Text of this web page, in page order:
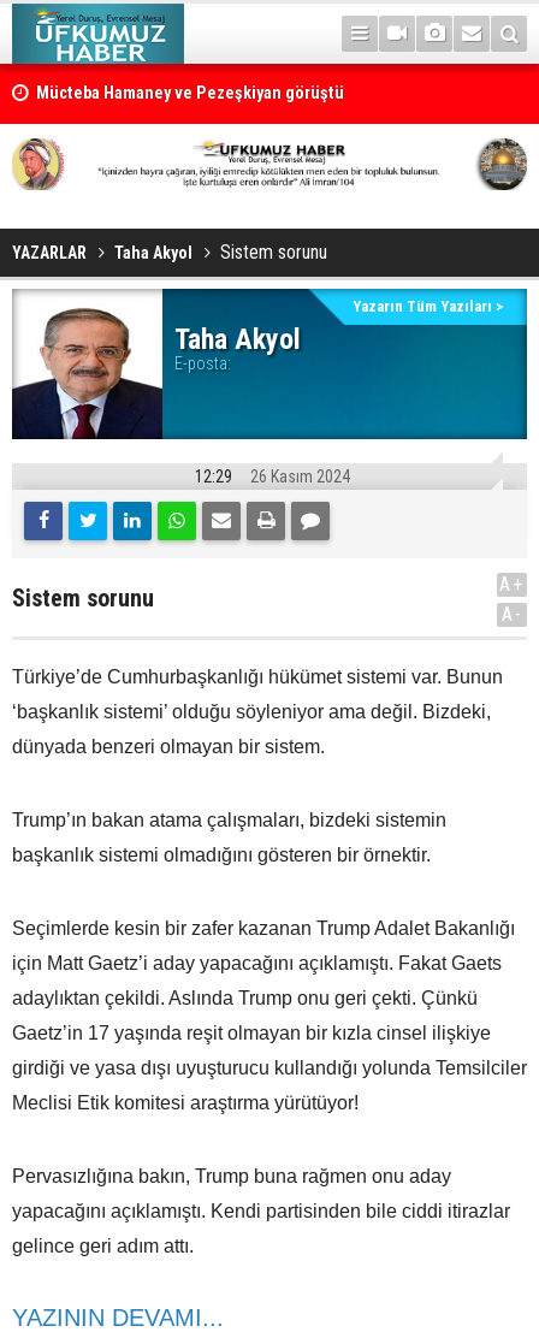
Mücteba Hamaney ve Pezeşkiyan görüştü
YAZARLAR Taha Akyol Sistem sorunu
Taha Akyol
E-posta:
Yazarın Tüm Yazıları >
12:29 26 Kasım 2024
Sistem sorunu
A+
A-
Türkiye’de Cumhurbaşkanlığı hükümet sistemi var. Bunun
‘başkanlık sistemi’ olduğu söyleniyor ama değil. Bizdeki,
dünyada benzeri olmayan bir sistem.
Trump’ın bakan atama çalışmaları, bizdeki sistemin
başkanlık sistemi olmadığını gösteren bir örnektir.
Seçimlerde kesin bir zafer kazanan Trump Adalet Bakanlığı
için Matt Gaetz’i aday yapacağını açıklamıştı. Fakat Gaets
adaylıktan çekildi. Aslında Trump onu geri çekti. Çünkü
Gaetz’in 17 yaşında reşit olmayan bir kızla cinsel ilişkiye
girdiği ve yasa dışı uyuşturucu kullandığı yolunda Temsilciler
Meclisi Etik komitesi araştırma yürütüyor!
Pervasızlığına bakın, Trump buna rağmen onu aday
yapacağını açıklamıştı. Kendi partisinden bile ciddi itirazlar
gelince geri adım attı.
YAZININ DEVAMI...